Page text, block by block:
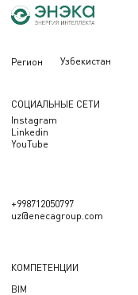
Регион Узбекистан
СОЦИАЛЬНЫЕ СЕТИ
Instagram
Linkedin
YouTube
+998712050797
uz@enecagroup.com
КОМПЕТЕНЦИИ
BIM